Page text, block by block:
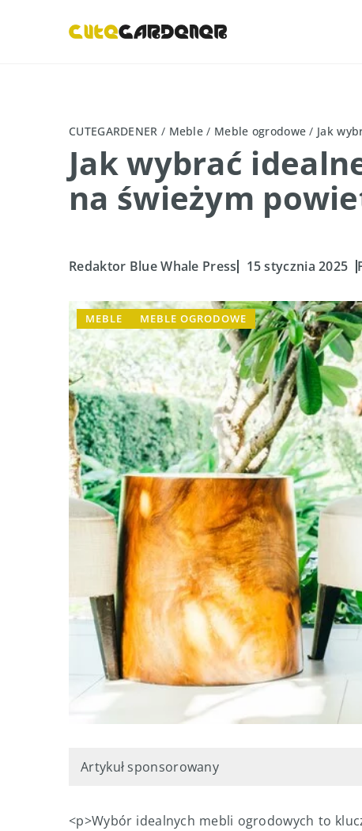
CUTEGARDENER / Meble / Meble ogrodowe / Jak
Jak wybrać
na świeżym
Redaktor Blue Whale Press 15 stycznia 2025
MEBLE MEBLE OGRODOWE
Artykuł sponsorowany
<p>Wybór idealnych mebli ogrodowych to